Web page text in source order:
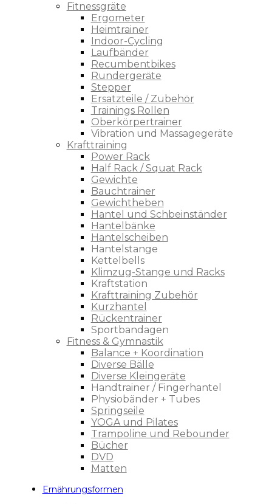
Fitnessgräte
Ergometer
Heimtrainer
Indoor-Cycling
Laufbänder
Recumbentbikes
Rundergeräte
Stepper
Ersatzteile / Zubehör
Trainings Rollen
Oberkörpertrainer
Vibration und Massagegeräte
Krafttraining
Power Rack
Half Rack / Squat Rack
Gewichte
Bauchtrainer
Gewichtheben
Hantel und Schbeinständer
Hantelbänke
Hantelscheiben
Hantelstange
Kettelbells
Klimzug-Stange und Racks
Kraftstation
Krafttraining Zubehör
Kurzhantel
Rückentrainer
Sportbandagen
Fitness & Gymnastik
Balance + Koordination
Diverse Bälle
Diverse Kleingeräte
Handtrainer / Fingerhantel
Physiobänder + Tubes
Springseile
YOGA und Pilates
Trampoline und Rebounder
Bücher
DVD
Matten
Ernährungsformen